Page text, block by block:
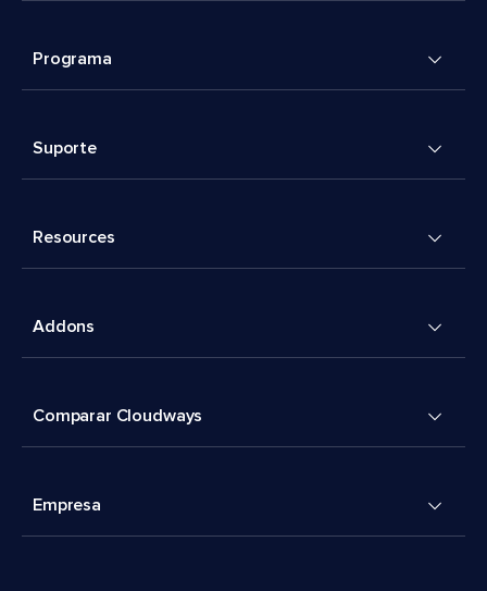
Programa
Suporte
Resources
Addons
Comparar Cloudways
Empresa